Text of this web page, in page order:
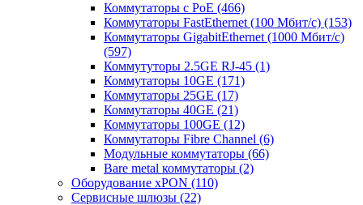
Коммутаторы с PoE (466)
Коммутаторы FastEthernet (100 Мбит/с) (153)
Коммутаторы GigabitEthernet (1000 Мбит/с)
(597)
Коммутуторы 2.5GE RJ-45 (1)
Коммутаторы 10GE (171)
Коммутаторы 25GE (17)
Коммутаторы 40GE (21)
Коммутаторы 100GE (12)
Коммутаторы Fibre Channel (6)
Модульные коммутаторы (66)
Bare metal коммутаторы (2)
Оборудование xPON (110)
Сервисные шлюзы (22)